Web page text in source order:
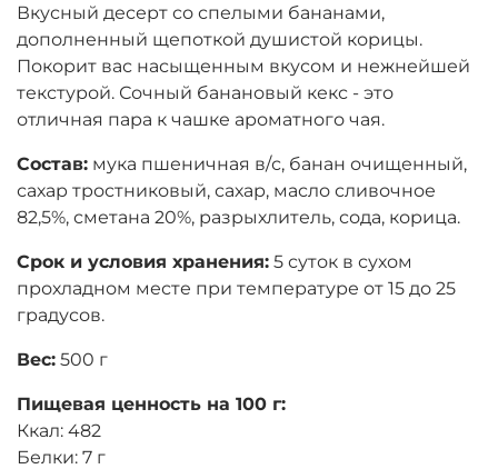
Вкусный десерт со спелыми бананами,
дополненный щепоткой душистой корицы.
Покорит вас насыщенным вкусом и нежнейшей
текстурой. Сочный банановый кекс - это
отличная пара к чашке ароматного чая.
Состав: мука пшеничная в/с, банан очищенный,
сахар тростниковый, сахар, масло сливочное
82,5%, сметана 20%, разрыхлитель, сода, корица.
Срок и условия хранения: 5 суток в сухом
прохладном месте при температуре от 15 до 25
градусов.
Вес: 500 г
Пищевая ценность на 100 г:
Ккал: 482
Белки: 7 г